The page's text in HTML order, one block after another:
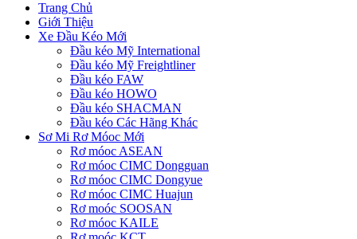
Trang Chủ
Giới Thiệu
Xe Đầu Kéo Mới
Đầu kéo Mỹ International
Đầu kéo Mỹ Freightliner
Đầu kéo FAW
Đầu kéo HOWO
Đầu kéo SHACMAN
Đầu kéo Các Hãng Khác
Sơ Mi Rơ Móoc Mới
Rơ móoc ASEAN
Rơ móoc CIMC Dongguan
Rơ móoc CIMC Dongyue
Rơ móoc CIMC Huajun
Rơ moóc SOOSAN
Rơ móoc KAILE